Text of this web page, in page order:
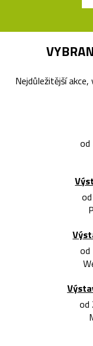
Nejdůležitější
od
od
od